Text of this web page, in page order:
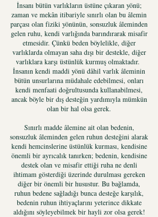
İnsanı bütün varlıkların üstüne çıkaran yönü;
zaman ve mekân itibariyle sınırlı olan bu âlemin
parçası olan fiziki yönünün, sonsuzluk âleminden
gelen ruhu, kendi varlığında barındırarak misafir
etmesidir. Çünkü beden böylelikle, diğer
varlıklarda olmayan saha dışı bir destekle, diğer
varlıklara karşı üstünlük kurmuş olmaktadır.
İnsanın kendi maddi yönü dâhil varlık âleminin
bütün unsurlarına müdahale edebilmesi, onları
kendi menfaati doğrultusunda kullanabilmesi,
ancak böyle bir dış desteğin yardımıyla mümkün
olan bir hal olsa gerek.
Sınırlı madde âlemine ait olan bedenin,
sonsuzluk âleminden gelen ruhun desteğini alarak
kendi hemcinslerine üstünlük kurması, kendisine
önemli bir ayrıcalık tanırken; bedenin, kendisine
destek olan ve misafir ettiği ruha ne denli
ihtimam gösterdiği üzerinde durulması gereken
diğer bir önemli bir husustur. Bu bağlamda,
ruhun bedene sağladığı bunca desteğe karşılık,
bedenin ruhun ihtiyaçlarını yeterince dikkate
aldığını söyleyebilmek bir hayli zor olsa gerek!